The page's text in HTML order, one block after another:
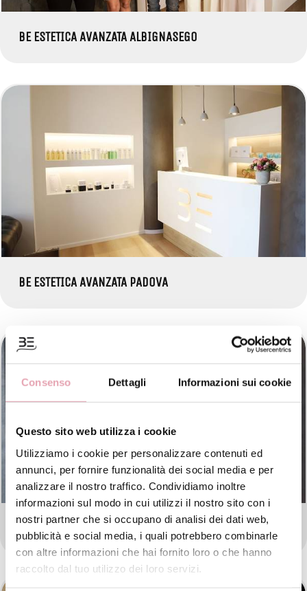
Consenso Dettagli Informazioni sui cookie
Questo sito web utilizza i cookie
Utilizziamo i cookie per personalizzare contenuti ed
annunci, per fornire funzionalità dei social media e per
analizzare il nostro traffico. Condividiamo inoltre
informazioni sul modo in cui utilizzi il nostro sito con i
nostri partner che si occupano di analisi dei dati web,
pubblicità e social media, i quali potrebbero combinarle
con altre informazioni che hai fornito loro o che hanno
raccolto dal tuo utilizzo dei loro servizi.
BE ESTETICA AVANZATA ALBIGNASEGO
BE ESTETICA AVANZATA PADOVA
BE ESTETICA AVANZATA VERONA